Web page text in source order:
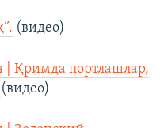
(видео)
| Қримда портлашлар,
(видео)